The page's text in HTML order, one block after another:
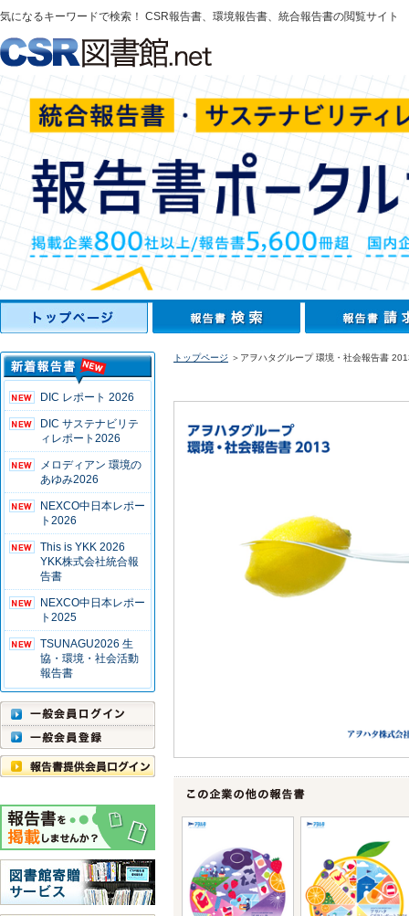
気になるキーワードで検索！ CSR報告書、環境報告書、統合報告書の閲覧サイト
DIC レポート 2026
DIC サステナビリテ
ィレポート2026
メロディアン 環境の
あゆみ2026
NEXCO中日本レポー
ト2026
This is YKK 2026
YKK株式会社統合報
告書
NEXCO中日本レポー
ト2025
TSUNAGU2026 生
協・環境・社会活動
報告書
トップページ ＞アヲハタグループ 環境・社会報告書